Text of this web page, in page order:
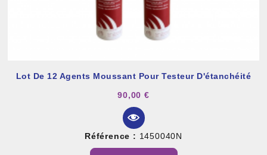
Lot De 12 Agents Moussant Pour Testeur D'étanchéité
90,00 €
Référence : 1450040N